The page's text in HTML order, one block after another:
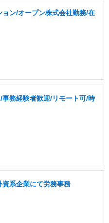
ン/オープン株式会社勤務/在
務経験者歓迎/リモート可/時
系企業にて労務事務